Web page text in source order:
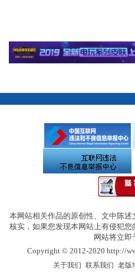
本网站相关作品的原创性、文中陈
核实，如果您发现本网站上有侵犯
网站将立即
Copyright © 2012-2020 http://
关于我们 联系我们 老版